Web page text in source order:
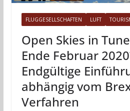
FLUGGESELLSCHAFTEN LUFT
Open Skies in
Ende Februar
Endgültige
abhängig vom
Verfahren